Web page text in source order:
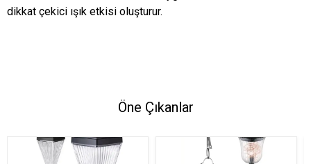
dikkat çekici ışık etkisi oluşturur.
Öne Çıkanlar